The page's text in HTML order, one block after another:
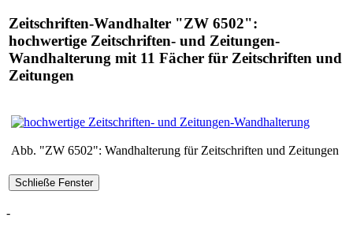
Zeitschriften-Wandhalter "ZW 6502":
hochwertige Zeitschriften- und Zeitungen-
Wandhalterung mit 11 Fächer für Zeitschriften und
Zeitungen
Abb. "ZW 6502": Wandhalterung für Zeitschriften und Zeitungen
-